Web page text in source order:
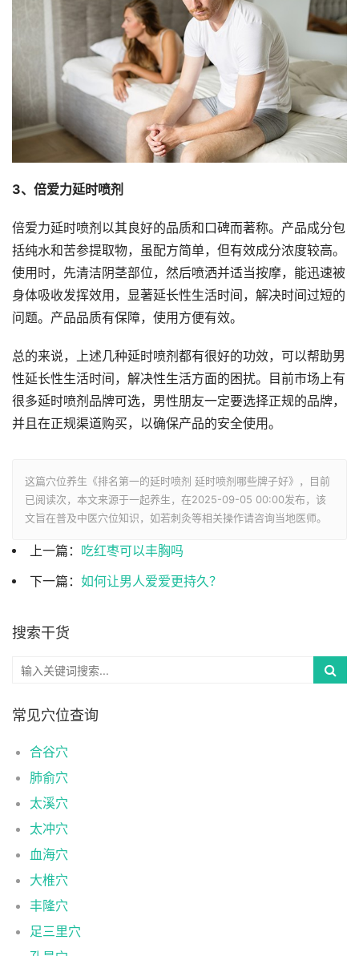
3、倍爱力延时喷剂
倍爱力延时喷剂以其良好的品质和口碑而著称。产品成分包
括纯水和苦参提取物，虽配方简单，但有效成分浓度较高。
使用时，先清洁阴茎部位，然后喷洒并适当按摩，能迅速被
身体吸收发挥效用，显著延长性生活时间，解决时间过短的
问题。产品品质有保障，使用方便有效。
总的来说，上述几种延时喷剂都有很好的功效，可以帮助男
性延长性生活时间，解决性生活方面的困扰。目前市场上有
很多延时喷剂品牌可选，男性朋友一定要选择正规的品牌，
并且在正规渠道购买，以确保产品的安全使用。
这篇穴位养生《排名第一的延时喷剂 延时喷剂哪些牌子好》，目前
已阅读次，本文来源于一起养生，在2025-09-05 00:00发布，该
文旨在普及中医穴位知识，如若刺灸等相关操作请咨询当地医师。
上一篇： 吃红枣可以丰胸吗
下一篇： 如何让男人爱爱更持久？
搜索干货
常见穴位查询
合谷穴
肺俞穴
太溪穴
太冲穴
血海穴
大椎穴
丰隆穴
足三里穴